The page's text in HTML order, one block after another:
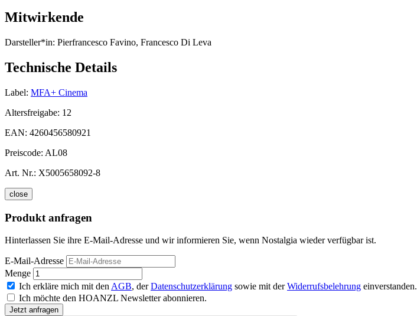
Mitwirkende
Darsteller*in: Pierfrancesco Favino, Francesco Di Leva
Technische Details
Label: MFA+ Cinema
Altersfreigabe: 12
EAN: 4260456580921
Preiscode: AL08
Art. Nr.: X5005658092-8
close
Produkt anfragen
Hinterlassen Sie ihre E-Mail-Adresse und wir informieren Sie, wenn Nostalgia wieder verfügbar ist.
E-Mail-Adresse
Menge
Ich erkläre mich mit den AGB, derDatenschutzerklärung sowie mit derWiderrufsbelehrung einverstanden.
Ich möchte den HOANZL Newsletter abonnieren.